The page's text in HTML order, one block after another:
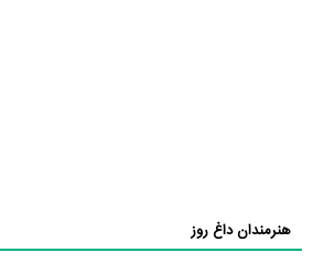
هنرمندان داغ روز